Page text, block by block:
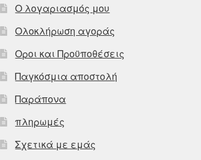
Ο λογαριασμός μου
Ολοκλήρωση αγοράς
Οροι και Προϋποθέσεις
Παγκόσμια αποστολή
Παράπονα
πληρωμές
Σχετικά με εμάς